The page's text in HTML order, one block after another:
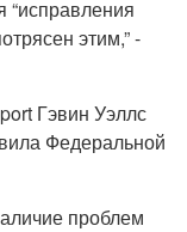
“исправления
этим,” -
Гэвин Уэллс
Федеральной
проблем